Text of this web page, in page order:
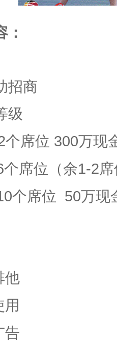
：
招商
级
个席位 300万现
个席位 （余1-2
个席位 50万现
他
告